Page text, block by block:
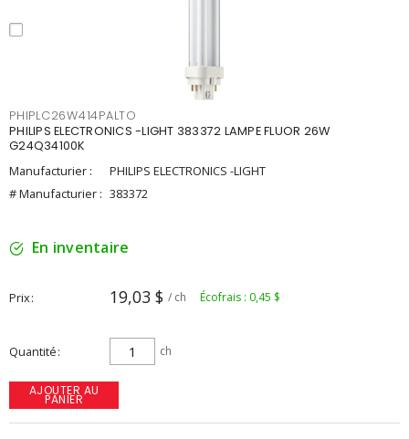
PHIPLC26W414PALTO
PHILIPS ELECTRONICS -LIGHT 383372 LAMPE FLUOR 26W
G24Q34100K
Manufacturier :
PHILIPS ELECTRONICS -LIGHT
# Manufacturier : 383372
En inventaire
Prix 19,03 $ / ch Écofrais : 0,45 $
Quantité ch
AJOUTER AU
PANIER